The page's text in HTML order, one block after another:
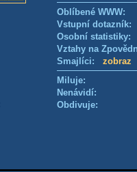
Oblíbené WWW:
Vstupní
Osobní
Vztahy na
Smajlíci: zobraz
Miluje:
Nenávidí:
Obdivuje: